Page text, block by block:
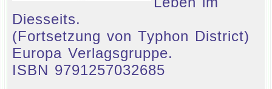
Diesseits.
(Fortsetzung von Typhon District)
Europa Verlagsgruppe.
ISBN 9791257032685